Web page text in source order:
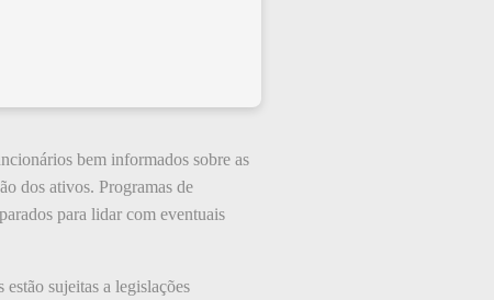
bem informados sobre as
dos ativos. Programas de
para lidar com eventuais
sujeitas a legislações